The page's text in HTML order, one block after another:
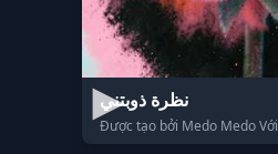
نظرة ذوبتني
Được tạo bởi Medo Medo Với